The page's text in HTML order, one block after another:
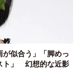
似合う」「脚めっ
ト」 幻想的な近影